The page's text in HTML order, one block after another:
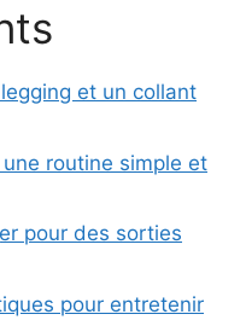
et un collant
routine simple et
pour des sorties
pour entretenir